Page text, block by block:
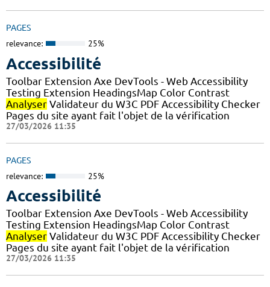
PAGES
relevance: 25%
Accessibilité
Toolbar Extension Axe DevTools - Web Accessibility
Testing Extension HeadingsMap Color Contrast
Analyser Validateur du W3C PDF Accessibility Checker
Pages du site ayant fait l'objet de la vérification
27/03/2026 11:35
PAGES
relevance: 25%
Accessibilité
Toolbar Extension Axe DevTools - Web Accessibility
Testing Extension HeadingsMap Color Contrast
Analyser Validateur du W3C PDF Accessibility Checker
Pages du site ayant fait l'objet de la vérification
27/03/2026 11:35